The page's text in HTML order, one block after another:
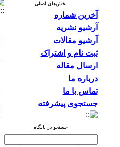
بخش‌های اصلی
آخرین شماره
آرشیو نشریه
آرشیو مقالات
ثبت نام و اشتراک
ارسال مقاله
درباره ما
تماس با ما
جستجوی پیشرفته
جستجو در پایگاه